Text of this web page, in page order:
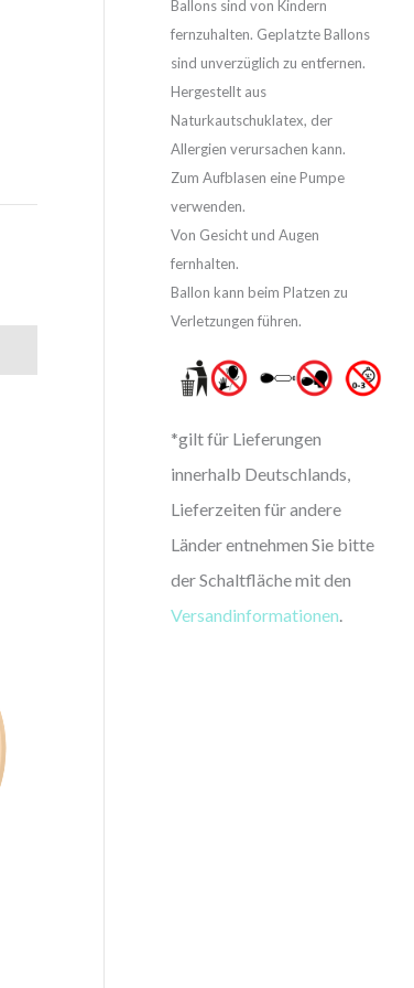
Ballons sind von Kindern
fernzuhalten. Geplatzte Ballons
sind unverzüglich zu entfernen.
Hergestellt aus
Naturkautschuklatex, der
Allergien verursachen kann.
Zum Aufblasen eine Pumpe
verwenden.
Von Gesicht und Augen
fernhalten.
Ballon kann beim Platzen zu
Verletzungen führen.
*gilt für Lieferungen
innerhalb Deutschlands,
Lieferzeiten für andere
Länder entnehmen Sie bitte
der Schaltfläche mit den
Versandinformationen